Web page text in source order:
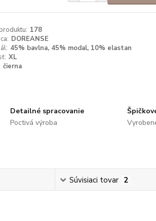
178
DOREANSE
45% bavlna, 45% modal, 10% elastan
XL
čierna
Detailné spracovanie
Poctivá výroba
Súvisiaci tovar 2